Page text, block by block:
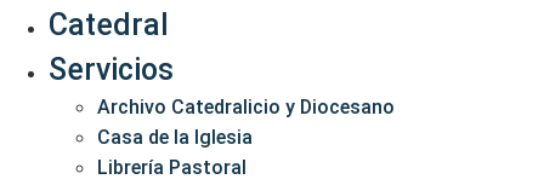
Catedral
Servicios
Archivo Catedralicio y Diocesano
Casa de la Iglesia
Librería Pastoral